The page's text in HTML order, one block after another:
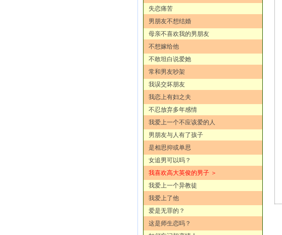
失恋痛苦
男朋友不想结婚
母亲不喜欢我的男朋友
不想嫁给他
不敢坦白说爱她
常和男友吵架
我误交坏朋友
我恋上有妇之夫
不忍放弃多年感情
我爱上一个不应该爱的人
男朋友与人有了孩子
是相思抑或单思
女追男可以吗？
我喜欢高大英俊的男子 ＞
我爱上一个异教徒
我爱上了他
爱是无罪的？
这是师生恋吗？